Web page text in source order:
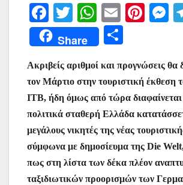
F
a
c
e
b
o
o
k
T
w
itt
er
W
h
at
s
A
p
p
E
m
ai
l
Pi
e
st
s
e
n
g
Share
ρ
α
σ
τε
ίτ
ε
Ακριβείς αριθμοί και προγνώσεις θα
τον Μάρτιο στην τουριστική έκθεση
ΙΤΒ, ήδη όμως από τώρα διαφαίνεται
πολιτικά σταθερή Ελλάδα
μεγάλους νικητές της νέας
σύμφωνα με δημοσίευμα της Die
πως στη λίστα των δέκα πλέον
ταξιδιωτικών προορισμών των